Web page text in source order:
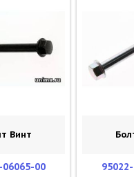
Винт
06065-00